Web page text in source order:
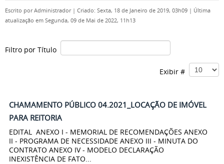
Escrito porAdministrador | Criado: Sexta, 18 de Janeiro de 2019, 03h09 | Última
atualização em Segunda, 09 de Mai de 2022, 11h13
Filtro por Título
Exibir #
CHAMAMENTO PÚBLICO 04.2021_LOCAÇÃO DE IMÓVEL
PARA REITORIA
EDITAL ANEXO I - MEMORIAL DE RECOMENDAÇÕES ANEXO
II - PROGRAMA DE NECESSIDADE ANEXO III - MINUTA DO
CONTRATO ANEXO IV - MODELO DECLARAÇÃO
INEXISTÊNCIA DE FATO...